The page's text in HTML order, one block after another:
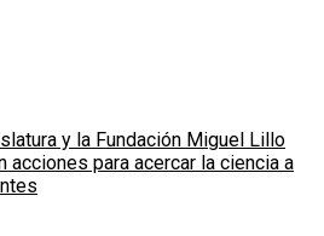
y la Fundación Miguel Lillo
acciones para acercar la ciencia a